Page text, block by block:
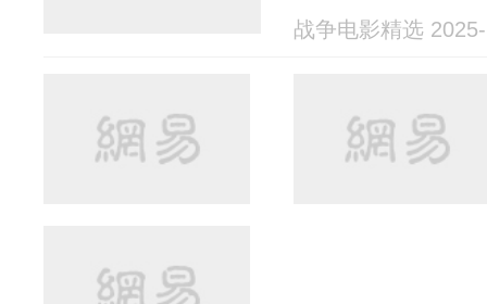
战争电影精选